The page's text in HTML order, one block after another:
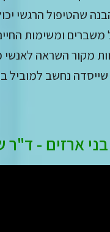
שהטיפול הרגשי
משברים ומשימות
מקור השראה לאנשי
שייסדה נחשב למוביל
ארזים - ד"ר